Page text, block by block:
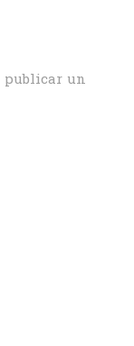
publicar un